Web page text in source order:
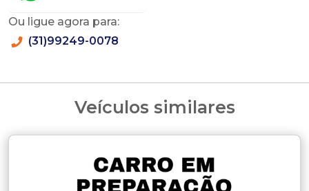
Ou ligue agora para:
(31)99249-0078
Veículos similares